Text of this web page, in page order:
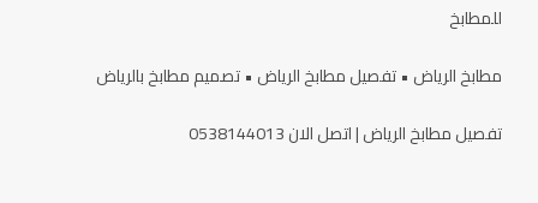
للمطابخ
مطابخ الرياض • تفصيل مطابخ الرياض • تصميم مطابخ بالرياض
تفصيل مطابخ الرياض | اتصل الان 0538144013